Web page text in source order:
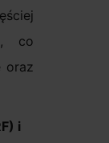
co
oraz
i